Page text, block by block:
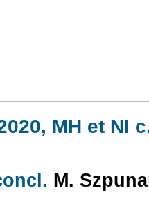
MH et NI
lien est externe)
(le lien est
M.